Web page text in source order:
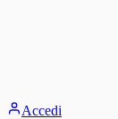
Accedi